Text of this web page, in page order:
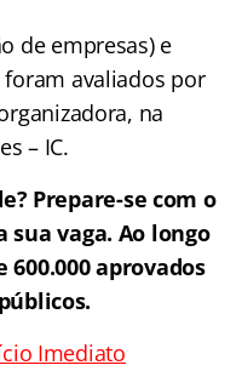
de empresas) e
avaliados por
na
– IC.
Prepare-se com o
sua vaga. Ao longo
aprovados
Imediato